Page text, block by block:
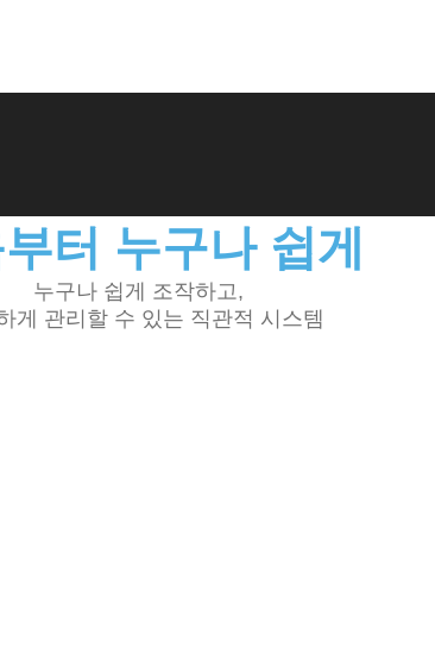
터 누구나 쉽게
누구나 쉽게 조작하고,
게 관리할 수 있는 직관적 시스템